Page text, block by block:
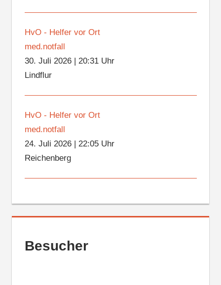
HvO - Helfer vor Ort
med.notfall
30. Juli 2026| 20:31 Uhr
Lindflur
HvO - Helfer vor Ort
med.notfall
24. Juli 2026| 22:05 Uhr
Reichenberg
Besucher